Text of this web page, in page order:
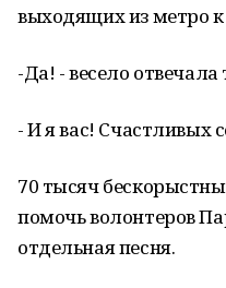
выходящих из метро
-Да! - весело отвечала
- И я вас! Счастливых
70 тысяч
помочь волонтеров
отдельная песня.